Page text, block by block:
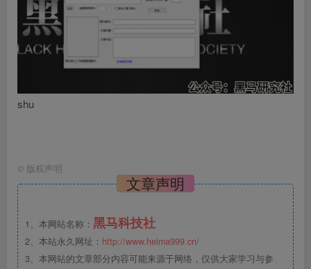
shu
© 版权声明
文章声明
1、本网站名称： 黑马科技社
2、本站永久网址： http://www.heima999.cn/
3、本网站的文章部分内容可能来源于网络，仅供大家学习与参